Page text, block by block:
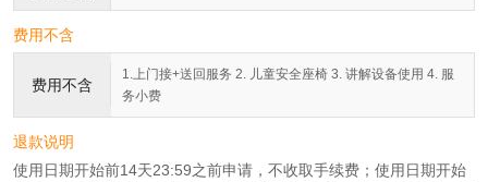
费用不含
费用不含
1.上门接+送回服务 2. 儿童安全座椅 3. 讲解设备使用 4. 服
务小费
退款说明
使用日期开始前14天23:59之前申请，不收取手续费；使用日期开始